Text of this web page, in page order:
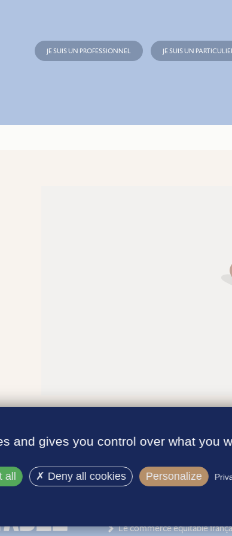
JE SUIS UN PROFESSIONNEL JE SUIS UN
Le commerce équitable
and gives you control over what you
Deny all cookies Personalize